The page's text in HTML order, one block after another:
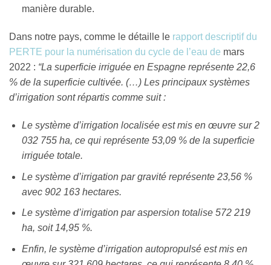
manière durable.
Dans notre pays, comme le détaille le rapport descriptif du
PERTE pour la numérisation du cycle de l’eau de mars
2022 : “La superficie irriguée en Espagne représente 22,6
% de la superficie cultivée. (…) Les principaux systèmes
d’irrigation sont répartis comme suit :
Le système d’irrigation localisée est mis en œuvre sur 2
032 755 ha, ce qui représente 53,09 % de la superficie
irriguée totale.
Le système d’irrigation par gravité représente 23,56 %
avec 902 163 hectares.
Le système d’irrigation par aspersion totalise 572 219
ha, soit 14,95 %.
Enfin, le système d’irrigation autopropulsé est mis en